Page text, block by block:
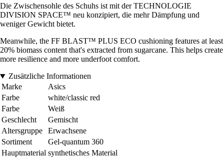
Die Zwischensohle des Schuhs ist mit der TECHNOLOGIE
DIVISION SPACE™ neu konzipiert, die mehr Dämpfung und
weniger Gewicht bietet.
Meanwhile, the FF BLAST™ PLUS ECO cushioning features at least
20% biomass content that's extracted from sugarcane. This helps create
more resilience and more underfoot comfort.
Zusätzliche Informationen
Marke
Asics
Farbe
white/classic red
Farbe
Weiß
Geschlecht
Gemischt
Altersgruppe
Erwachsene
Sortiment
Gel-quantum 360
Hauptmaterial synthetisches Material